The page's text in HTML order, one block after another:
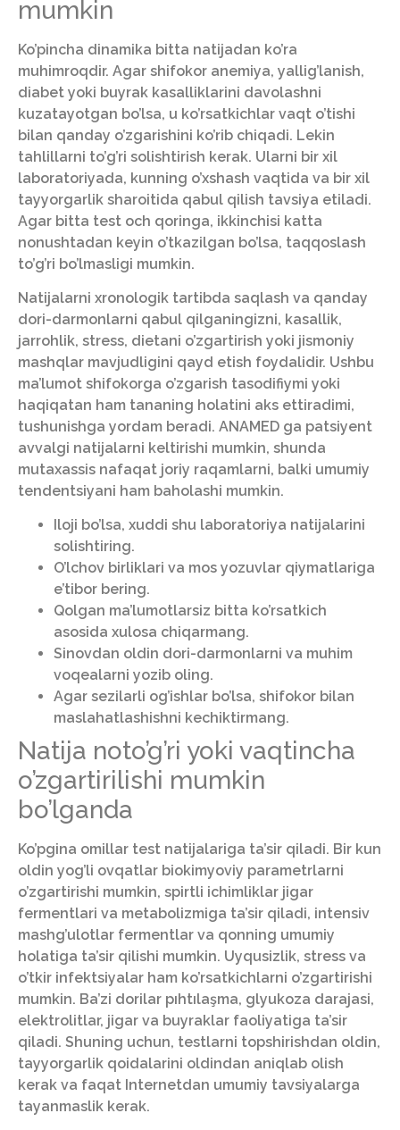
mumkin
Ko’pincha dinamika bitta natijadan ko’ra
muhimroqdir. Agar shifokor anemiya, yallig’lanish,
diabet yoki buyrak kasalliklarini davolashni
kuzatayotgan bo’lsa, u ko’rsatkichlar vaqt o’tishi
bilan qanday o’zgarishini ko’rib chiqadi. Lekin
tahlillarni to’g’ri solishtirish kerak. Ularni bir xil
laboratoriyada, kunning o’xshash vaqtida va bir xil
tayyorgarlik sharoitida qabul qilish tavsiya etiladi.
Agar bitta test och qoringa, ikkinchisi katta
nonushtadan keyin o’tkazilgan bo’lsa, taqqoslash
to’g’ri bo’lmasligi mumkin.
Natijalarni xronologik tartibda saqlash va qanday
dori-darmonlarni qabul qilganingizni, kasallik,
jarrohlik, stress, dietani o’zgartirish yoki jismoniy
mashqlar mavjudligini qayd etish foydalidir. Ushbu
ma’lumot shifokorga o’zgarish tasodifiymi yoki
haqiqatan ham tananing holatini aks ettiradimi,
tushunishga yordam beradi. ANAMED ga patsiyent
avvalgi natijalarni keltirishi mumkin, shunda
mutaxassis nafaqat joriy raqamlarni, balki umumiy
tendentsiyani ham baholashi mumkin.
Iloji bo’lsa, xuddi shu laboratoriya natijalarini
solishtiring.
O’lchov birliklari va mos yozuvlar qiymatlariga
e’tibor bering.
Qolgan ma’lumotlarsiz bitta ko’rsatkich
asosida xulosa chiqarmang.
Sinovdan oldin dori-darmonlarni va muhim
voqealarni yozib oling.
Agar sezilarli og’ishlar bo’lsa, shifokor bilan
maslahatlashishni kechiktirmang.
Natija noto’g’ri yoki vaqtincha
o’zgartirilishi mumkin
bo’lganda
Ko’pgina omillar test natijalariga ta’sir qiladi. Bir kun
oldin yog’li ovqatlar biokimyoviy parametrlarni
o’zgartirishi mumkin, spirtli ichimliklar jigar
fermentlari va metabolizmiga ta’sir qiladi, intensiv
mashg’ulotlar fermentlar va qonning umumiy
holatiga ta’sir qilishi mumkin. Uyqusizlik, stress va
o’tkir infektsiyalar ham ko’rsatkichlarni o’zgartirishi
mumkin. Ba’zi dorilar pıhtılaşma, glyukoza darajasi,
elektrolitlar, jigar va buyraklar faoliyatiga ta’sir
qiladi. Shuning uchun, testlarni topshirishdan oldin,
tayyorgarlik qoidalarini oldindan aniqlab olish
kerak va faqat Internetdan umumiy tavsiyalarga
tayanmaslik kerak.